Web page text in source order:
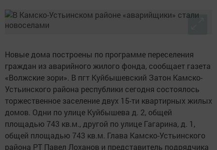
Новые дома построены по программе переселения
граждан из аварийного жилого фонда, сообщает газета
«Волжские зори». В пгт Куйбышевский Затон Камско-
Устьинского района республики сегодня состоялось
торжественное заселение двух 15-ти квартирных жилых
домов. Одни по улице Куйбышева д. 2, общей
площадью 743 кв.м., другой по улице Гагарина, д. 1,
общей площадью 743 кв.м. Глава Камско-Устьинского
района РТ Павел Лоханов и представитель подрядчика